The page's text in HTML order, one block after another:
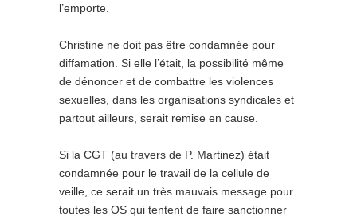
l’emporte.
Christine ne doit pas être condamnée pour
diffamation. Si elle l’était, la possibilité même
de dénoncer et de combattre les violences
sexuelles, dans les organisations syndicales et
partout ailleurs, serait remise en cause.
Si la CGT (au travers de P. Martinez) était
condamnée pour le travail de la cellule de
veille, ce serait un très mauvais message pour
toutes les OS qui tentent de faire sanctionner